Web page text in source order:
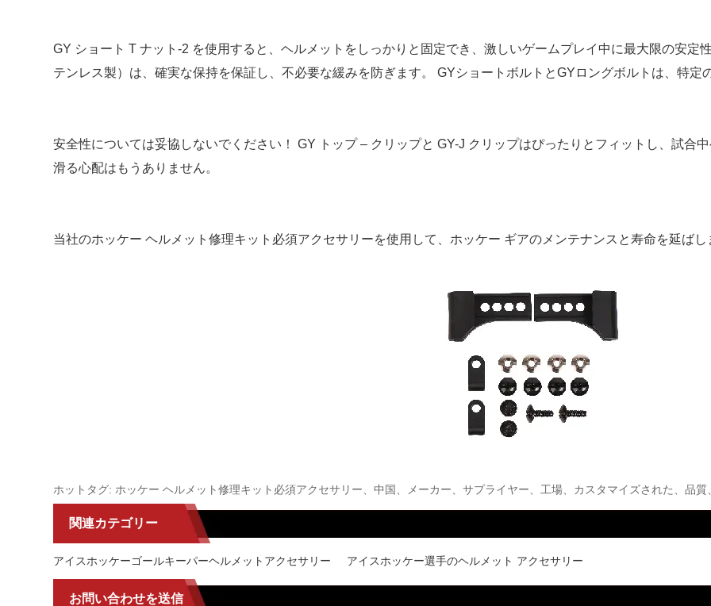
GY ショート T ナット-2 を使用すると、ヘルメットをしっかりと固定でき、激しいゲームプレイ中に最大限の安定
テンレス製）は、確実な保持を保証し、不必要な緩みを防ぎます。 GYショートボルトとGYロングボルトは、特定
安全性については妥協しないでください！ GY トップ – クリップと GY-J クリップはぴったりとフィットし、試合
滑る心配はもうありません。
当社のホッケー ヘルメット修理キット必須アクセサリーを使用して、ホッケー ギアのメンテナンスと寿命を延ばし
ホットタグ: ホッケー ヘルメット修理キット必須アクセサリー、中国、メーカー、サプライヤー、工場、カスタマイズされた、品質
関連カテゴリー
アイスホッケーゴールキーパーヘルメットアクセサリー アイスホッケー選手のヘルメット アクセサリー
お問い合わせを送信